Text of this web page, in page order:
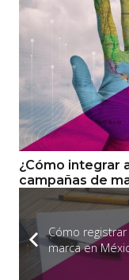
¿Cómo integrar
campañas de
Cómo registrar
marca en